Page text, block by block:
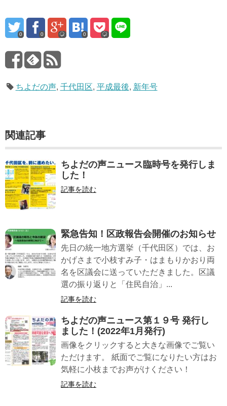
0 0 0
ちよだの声, 千代田区, 平成最後, 新年号
関連記事
ちよだの声ニュース臨時号を発行しま
した！
記事を読む
緊急告知！区政報告会開催のお知らせ
先日の統一地方選挙（千代田区）では、お
かげさまで小枝すみ子・はまもりかおり両
名を区議会に送っていただきました。区議
選の振り返りと「住民自治」...
記事を読む
ちよだの声ニュース第１９号 発行し
ました！(2022年1月発行)
画像をクリックすると大きな画像でご覧い
ただけます。 紙面でご覧になりたい方はお
気軽に小枝までお声がけください！
記事を読む